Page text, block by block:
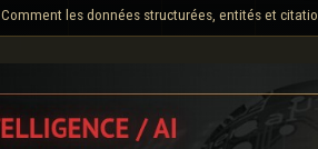
Comment les données structurées, entités et